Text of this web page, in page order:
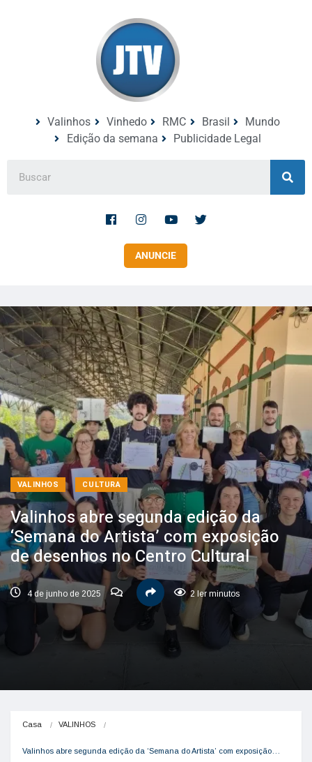
Valinhos Vinhedo RMC Brasil
Mundo
Edição da semana
Publicidade Legal
ANUNCIE
VALINHOS CULTURA
Valinhos abre segunda edição da
‘Semana do Artista’ com exposição
de desenhos no Centro Cultural
4 de junho de 2025 2 ler minutos
Casa VALINHOS
Valinhos abre segunda edição da ‘Semana do Artista’ com exposição…